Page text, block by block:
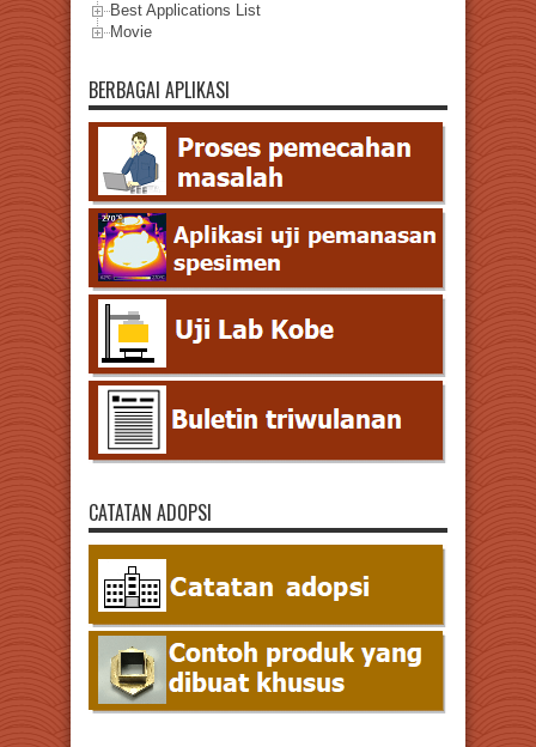
Best Applications List
Movie
BERBAGAI APLIKASI
CATATAN ADOPSI